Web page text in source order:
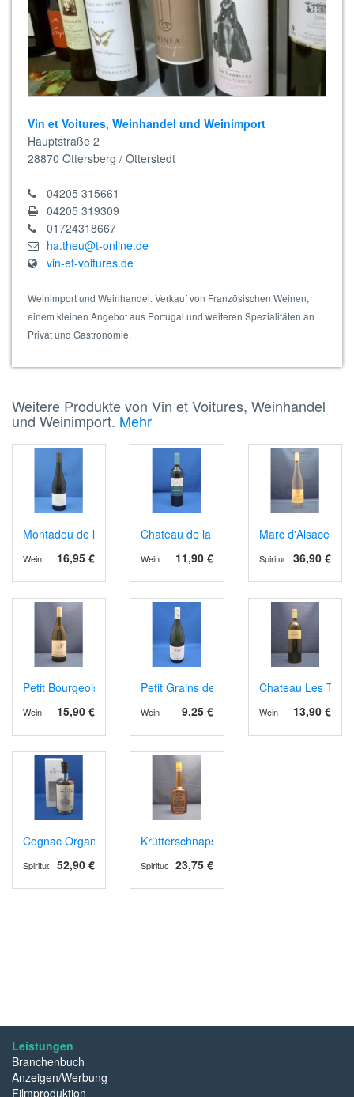
Vin et Voitures, Weinhandel und Weinimport
Hauptstraße 2
28870 Ottersberg / Otterstedt
04205 315661
04205 319309
01724318667
ha.theu@t-online.de
vin-et-voitures.de
Weinimport und Weinhandel. Verkauf von Französischen Weinen,
einem kleinen Angebot aus Portugal und weiteren Spezialitäten an
Privat und Gastronomie.
Weitere Produkte von Vin et Voitures, Weinhandel
und Weinimport. Mehr
Montadou de la Feilho, AOP Corbières 2023, Bio
16,95 €
Wein
Chateau de la Jaubertie AOP Bergerac
11,90 €
Wein
Marc d'Alsace
36,90 €
Spirituosen
Petit Bourgeois VdP Val de Loire 2023
15,90 €
Wein
Petit Grains de Folie IGP 2022/4
9,25 €
Wein
Chateau Les
13,90 €
Wein
Cognac Organic 10
52,90 €
Spirituosen
Krütterschnaps
23,75 €
Spirituosen
Leistungen
Branchenbuch
Anzeigen/Werbung
Filmproduktion